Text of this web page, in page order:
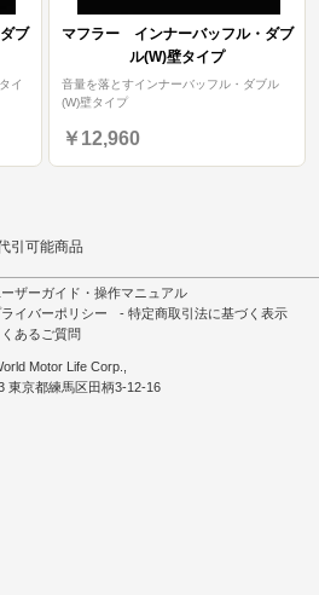
ブ
イ
マフラー インナーバッフル・ダブ
ル(W)壁タイプ
音量を落とすインナーバッフル・ダブル
(W)壁タイプ
￥12,960
引可能商品
ーザーガイド・操作マニュアル
ライバーポリシー
特定商取引法に基づく表示
くあるご質問
Motor Life Corp.,
東京都練馬区田柄3-12-16